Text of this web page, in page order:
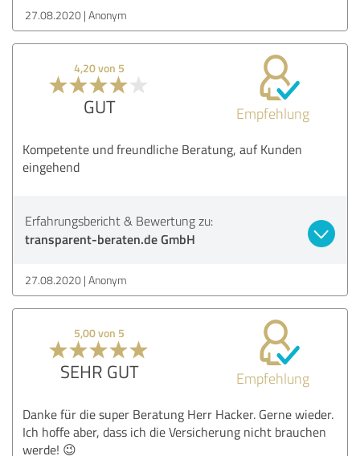
27.08.2020 Anonym
4,20 von 5
GUT Empfehlung
Kompetente und freundliche Beratung, auf Kunden
eingehend
Erfahrungsbericht & Bewertung zu:
transparent-beraten.de GmbH
27.08.2020 Anonym
5,00 von 5
SEHR GUT Empfehlung
Danke für die super Beratung Herr Hacker. Gerne wieder.
Ich hoffe aber, dass ich die Versicherung nicht brauchen
werde! 😉